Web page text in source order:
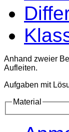
Anhand zweier
Aufleiten.
Aufgaben mit
Material